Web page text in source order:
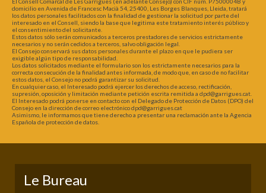
domicilio en Avenida de Francesc Macià 54, 25400, Les Borges Blanques, Lleida, tratará
los datos personales facilitados con la finalidad de gestionar la solicitud por parte del
interesado en el Consell, siendo la base que legitima este tratamiento interés público y
el consentimiento del solicitante.
Estos datos sólo serán comunicados a terceros prestadores de servicios estrictamente
necesarios y no serán cedidos a terceros, salvo obligación legal.
El Consejo conservará sus datos personales durante el plazo en que le pudiera ser
exigible algún tipo de responsabilidad.
Los datos solicitados mediante el formulario son los estrictamente necesarios para la
correcta consecución de la finalidad antes informada, de modo que, en caso de no facilitar
estos datos, el Consejo no podrá garantizar su solicitud.
En cualquier caso, el Interesado podrá ejercer los derechos de acceso, rectificación,
supresión, oposición y limitación mediante petición escrita remitida a dpd@garrigues.cat.
El Interesado podrá ponerse en contacto con el Delegado de Protección de Datos (DPO) del
Consejo en la dirección de correo electrónico dpd@garrigues.cat
Asimismo, le informamos que tiene derecho a presentar una reclamación ante la Agencia
Española de protección de datos.
Le Bureau